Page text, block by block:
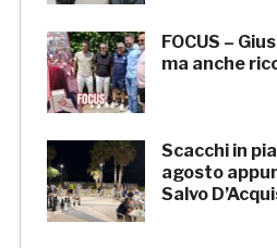
FOCUS –
ma anche
Scacchi in
agosto
Salvo